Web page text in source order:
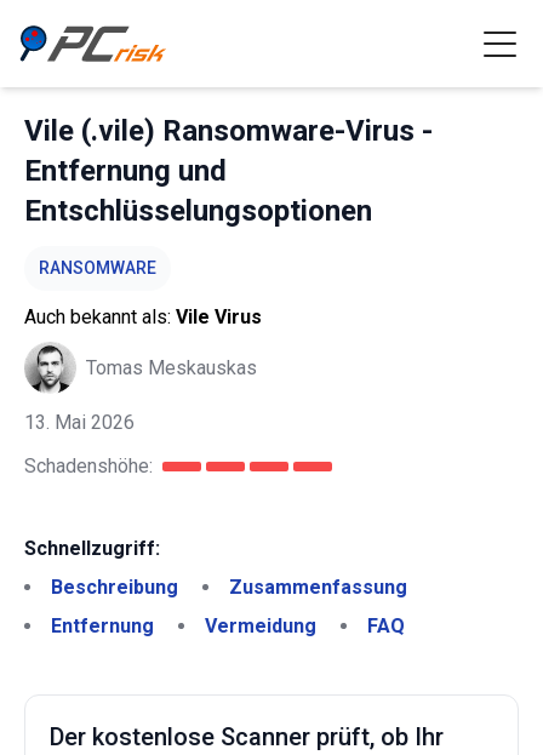
Vile (.vile) Ransomware-Virus -
Entfernung und
Entschlüsselungsoptionen
RANSOMWARE
Auch bekannt als: Vile Virus
Tomas Meskauskas
13. Mai 2026
Schadenshöhe:
Schnellzugriff:
Beschreibung
Zusammenfassung
Entfernung
Vermeidung FAQ
Der kostenlose Scanner prüft, ob Ihr